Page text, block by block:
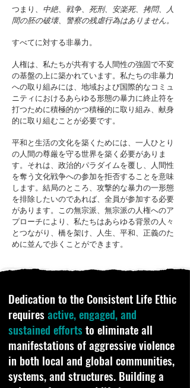
つまり 、中絶、戦争、死刑、安楽死、拷問、人
間の胚の破壊、警察の残虐行為はありません。
すべてに対する非暴力。
人権は、私たちが共有する人間性の強固で不変
の基盤の上に築かれています。私たちの非暴力
への取り組みには、地域および国際的なコミュ
ニティにおけるあらゆる形態の暴力に終止符を
打つために積極的かつ積極的に取り組み、献身
的に取り組むことが必要です。
平和と生活の文化を築くためには、一人ひとり
の人間の尊厳を守る世界を築く必要がありま
す。それは、政治的パラダイムを覆し、人間性
を奪う文化戦争への参加を拒否することを意味
します。結局のところ、攻撃的な暴力の一形態
を排除したいのであれば、全員が参加する必要
があります。この無宗派、無宗派の人権へのア
プローチにより、私たちはあらゆる背景の人々
とつながり、橋を架け、人生、平和、正義のた
めに並んで歩くことができます。
Dedication to the Consistent Life Ethic
requiresactive, engaged, and
sustained efforts to eliminate all
manifestations of aggressive violence
in both local and global communities,
systems, and structures. Building a